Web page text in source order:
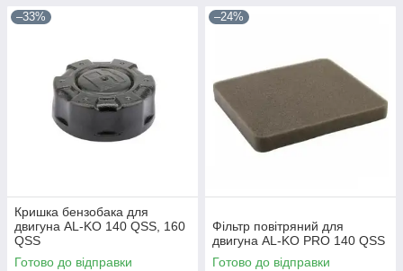
–33%
Кришка бензобака для
двигуна AL-KO 140 QSS, 160
QSS
Готово до відправки
–24%
Фільтр повітряний для
двигуна AL-KO PRO 140 QSS
Готово до відправки